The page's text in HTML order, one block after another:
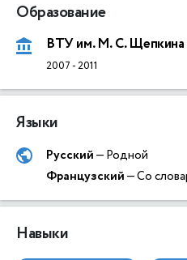
Образование
ВТУ им. М. С. Щепкина
2007 -2011
Языки
Русский— Родной
Французский— Со
Навыки